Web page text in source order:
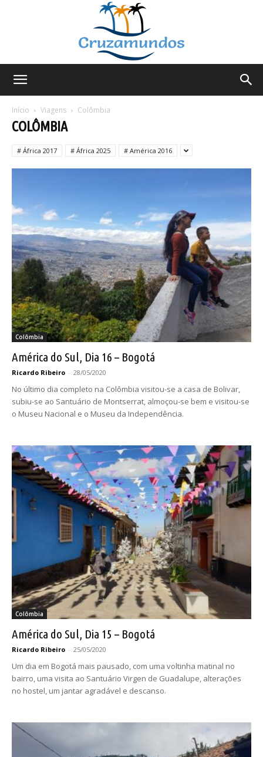
Início Viagens Colômbia
COLÔMBIA
# África 2017 # África 2025 # América 2016
Colômbia
América do Sul, Dia 16 – Bogotá
Ricardo Ribeiro - 28/05/2020
No último dia completo na Colômbia visitou-se a casa de Bolivar,
subiu-se ao Santuário de Montserrat, almoçou-se bem e visitou-se
o Museu Nacional e o Museu da Independência.
Colômbia
América do Sul, Dia 15 – Bogotá
Ricardo Ribeiro - 25/05/2020
Um dia em Bogotá mais pausado, com uma voltinha matinal no
bairro, uma visita ao Santuário Virgen de Guadalupe, alterações
no hostel, um jantar agradável e descanso.